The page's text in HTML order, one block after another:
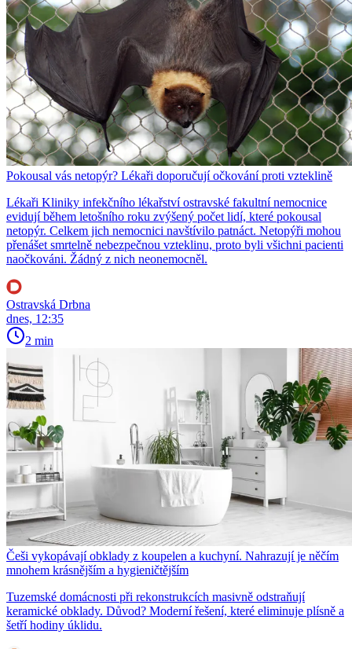
Pokousal vás netopýr? Lékaři doporučují očkování proti vzteklině
Lékaři Kliniky infekčního lékařství ostravské fakultní nemocnice
evidují během letošního roku zvýšený počet lidí, které pokousal
netopýr. Celkem jich nemocnici navštívilo patnáct. Netopýři mohou
přenášet smrtelně nebezpečnou vzteklinu, proto byli všichni pacienti
naočkováni. Žádný z nich neonemocněl.
Ostravská Drbna
dnes, 12:35
2 min
Češi vykopávají obklady z koupelen a kuchyní. Nahrazují je něčím
mnohem krásnějším a hygieničtějším
Tuzemské domácnosti při rekonstrukcích masivně odstraňují
keramické obklady. Důvod? Moderní řešení, které eliminuje plísně a
šetří hodiny úklidu.